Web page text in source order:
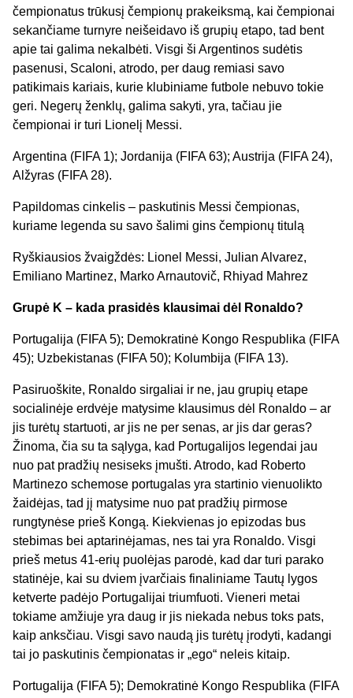
čempionatus trūkusį čempionų prakeiksmą, kai čempionai
sekančiame turnyre neišeidavo iš grupių etapo, tad bent
apie tai galima nekalbėti. Visgi ši Argentinos sudėtis
pasenusi, Scaloni, atrodo, per daug remiasi savo
patikimais kariais, kurie klubiniame futbole nebuvo tokie
geri. Negerų ženklų, galima sakyti, yra, tačiau jie
čempionai ir turi Lionelį Messi.
Argentina (FIFA 1); Jordanija (FIFA 63); Austrija (FIFA 24),
Alžyras (FIFA 28).
Papildomas cinkelis – paskutinis Messi čempionas,
kuriame legenda su savo šalimi gins čempionų titulą
Ryškiausios žvaigždės: Lionel Messi, Julian Alvarez,
Emiliano Martinez, Marko Arnautovič, Rhiyad Mahrez
Grupė K – kada prasidės klausimai dėl Ronaldo?
Portugalija (FIFA 5); Demokratinė Kongo Respublika (FIFA
45); Uzbekistanas (FIFA 50); Kolumbija (FIFA 13).
Pasiruoškite, Ronaldo sirgaliai ir ne, jau grupių etape
socialinėje erdvėje matysime klausimus dėl Ronaldo – ar
jis turėtų startuoti, ar jis ne per senas, ar jis dar geras?
Žinoma, čia su ta sąlyga, kad Portugalijos legendai jau
nuo pat pradžių nesiseks įmušti. Atrodo, kad Roberto
Martinezo schemose portugalas yra startinio vienuolikto
žaidėjas, tad jį matysime nuo pat pradžių pirmose
rungtynėse prieš Kongą. Kiekvienas jo epizodas bus
stebimas bei aptarinėjamas, nes tai yra Ronaldo. Visgi
prieš metus 41-erių puolėjas parodė, kad dar turi parako
statinėje, kai su dviem įvarčiais finaliniame Tautų lygos
ketverte padėjo Portugalijai triumfuoti. Vieneri metai
tokiame amžiuje yra daug ir jis niekada nebus toks pats,
kaip anksčiau. Visgi savo naudą jis turėtų įrodyti, kadangi
tai jo paskutinis čempionatas ir „ego“ neleis kitaip.
Portugalija (FIFA 5); Demokratinė Kongo Respublika (FIFA